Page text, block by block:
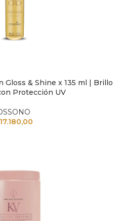
Gloss & Shine x 135 ml | Brillo
Protección UV